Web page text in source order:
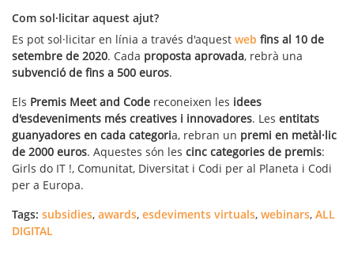
Com sol·licitar aquest ajut?
Es pot sol·licitar en línia a través d'aquest web fins al 10 de
setembre de 2020. Cada proposta aprovada, rebrà una
subvenció de fins a 500 euros.
Els Premis Meet and Code reconeixen les idees
d'esdeveniments més creatives i innovadores. Les entitats
guanyadores en cada categoria, rebran un premi en metàl·lic
de 2000 euros. Aquestes són les cinc categories de premis:
Girls do IT !, Comunitat, Diversitat i Codi per al Planeta i Codi
per a Europa.
Tags: subsidies, awards, esdeviments virtuals, webinars, ALL
DIGITAL